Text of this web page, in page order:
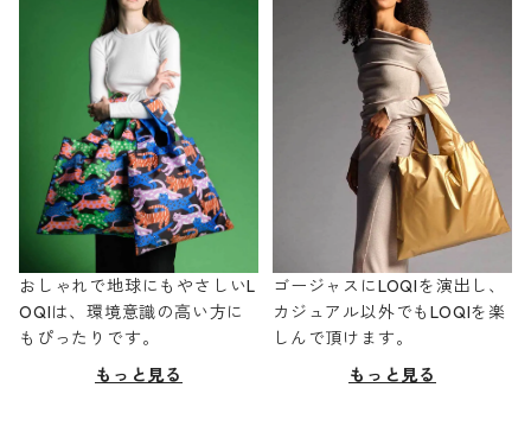
おしゃれで地球にもやさしいL
OQIは、環境意識の高い方に
もぴったりです。
もっと見る
ゴージャスにLOQIを演出し、
カジュアル以外でもLOQIを楽
しんで頂けます。
もっと見る